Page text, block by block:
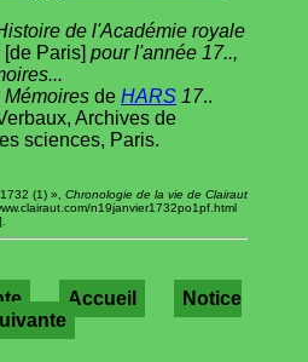
de l'Académie royale
[de Paris] pour l'année 17..,
Mémoires de HARS 17..
Archives de
sciences, Paris.
(1) », Chronologie de la vie de Clairaut
n19janvier1732po1pf.html
Accueil
Notice